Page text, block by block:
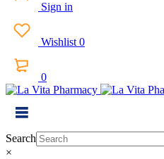
Sign in
Wishlist 0
0
Search
×